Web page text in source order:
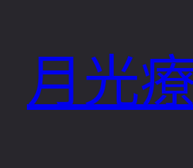
月光